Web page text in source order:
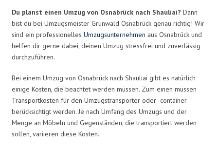
Du planst einen Umzug von Osnabrück nach Shauliai? Dann
bist du bei Umzugsmeister Grunwald Osnabrück genau richtig! Wir
sind ein professionelles Umzugsunternehmen aus Osnabrück und
helfen dir gerne dabei, deinen Umzug stressfrei und zuverlässig
durchzuführen.
Bei einem Umzug von Osnabrück nach Shauliai gibt es natürlich
einige Kosten, die beachtet werden müssen. Zum einen müssen
Transportkosten für den Umzugstransporter oder -container
berücksichtigt werden. Je nach Umfang des Umzugs und der
Menge an Möbeln und Gegenständen, die transportiert werden
sollen, variieren diese Kosten.